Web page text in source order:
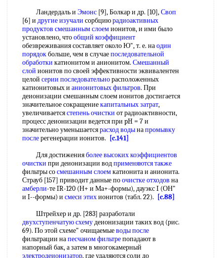
Ландердаль и Эмонс [9], Болкар и др. [10],Своп
[6] и другие изучали сорбциюрадиоактивных
продуктов смешанным слоемионитов, и ими было
установлено, чтообщий коэффициент
обезвреживания составляет около Ю", т. е. наодин
порядокбольше, чем в случаепоследовательной
обработки катионитом и анионитом. Смешанный
слой ионитов по своей эффективности эквивалентен
целой серии последовательнорасположенных
катионитовых и анионитовых фильтров. При
деионизации смешанным слоем ионитов достигается
значительное сокращениекапитальных затрат,
увеличиваетсястепень очистки от радиоактивности,
процесс деионизации ведется при pH = 7 и
значительно уменьшаетсярасход водынапромывку
послерегенерации ионитов.
[c.141]
Для достиженияболее высокихкоэффициентов
очистки при деионизации водприменяются также
фильтры сосмешанным слоемкатионита и анионита.
Страуб [157] приводит данные поочистке отходов на
амберли-те IR-120 (Н+ и Ма+-формы), дауэкс I (ОН"
и I--формы) и смеси этихионитов (табл. 22).
[c.88]
Штрейхер и др. [283] разработали
двухступенчатую схемудеионизации таких вод (рис.
69). По этой схеме" очищаемыеводы после
фильтрации напесчаном фильтрепопадают в
напорный бак, а затем в многокамерный
электродеионизатор, где удаляются соли до